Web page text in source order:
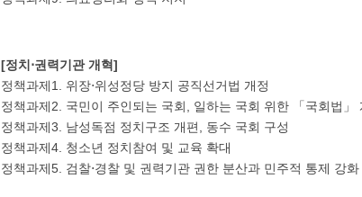
[정치⋅권력기관 개혁]
정책과제1. 위장⋅위성정당 방지 공직선거법 개정
정책과제2. 국민이 주인되는 국회, 일하는 국회 위한 「국회법
정책과제3. 남성독점 정치구조 개편, 동수 국회 구성
정책과제4. 청소년 정치참여 및 교육 확대
정책과제5. 검찰⋅경찰 및 권력기관 권한 분산과 민주적 통제 강화